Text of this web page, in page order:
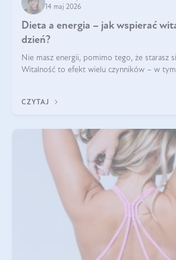
14 maj 2026
Dieta a energia – jak wspierać
dzień?
Nie masz energii, pomimo tego, że starasz
Witalność to efekt wielu czynników – w
CZYTAJ